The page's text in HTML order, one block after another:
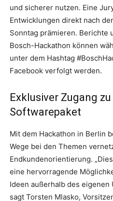
und sicherer nutzen. Eine
Entwicklungen direkt nach
Sonntag prämieren. Berichte
Bosch-Hackathon können
unter dem Hashtag
Facebook verfolgt werden.
Exklusiver Zugang
Softwarepaket
Mit dem Hackathon in Berlin
Wege bei den Themen
Endkundenorientierung.
eine hervorragende
Ideen außerhalb des eigenen
sagt Torsten Mlasko,